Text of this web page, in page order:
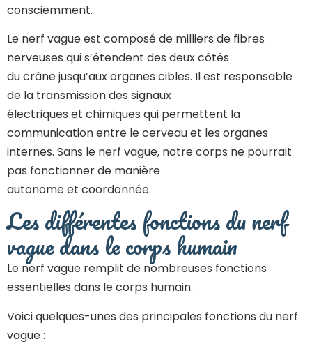
consciemment.
Le nerf vague est composé de milliers de fibres
nerveuses qui s’étendent des deux côtés
du crâne jusqu’aux organes cibles. Il est responsable
de la transmission des signaux
électriques et chimiques qui permettent la
communication entre le cerveau et les organes
internes. Sans le nerf vague, notre corps ne pourrait
pas fonctionner de manière
autonome et coordonnée.
Les différentes fonctions du nerf
vague dans le corps humain
Le nerf vague remplit de nombreuses fonctions
essentielles dans le corps humain.
Voici quelques-unes des principales fonctions du nerf
vague :